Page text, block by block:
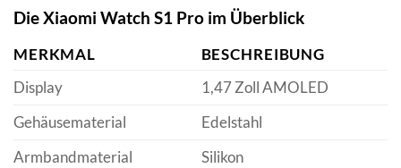
Die Xiaomi Watch S1 Pro im Überblick
MERKMAL
BESCHREIBUNG
Display
1,47 Zoll AMOLED
Gehäusematerial
Edelstahl
Armbandmaterial
Silikon